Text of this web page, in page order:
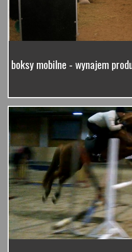
boksy mobilne - wynajem